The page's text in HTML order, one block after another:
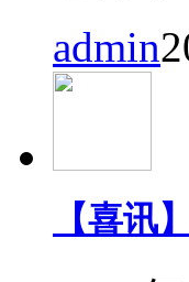
admin
【喜讯